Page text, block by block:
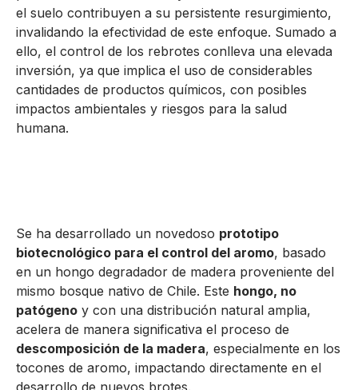
el suelo contribuyen a su persistente resurgimiento,
invalidando la efectividad de este enfoque. Sumado a
ello, el control de los rebrotes conlleva una elevada
inversión, ya que implica el uso de considerables
cantidades de productos químicos, con posibles
impactos ambientales y riesgos para la salud
humana.
Se ha desarrollado un novedoso prototipo
biotecnológico para el control del aromo, basado
en un hongo degradador de madera proveniente del
mismo bosque nativo de Chile. Este hongo, no
patógeno y con una distribución natural amplia,
acelera de manera significativa el proceso de
descomposición de la madera, especialmente en los
tocones de aromo, impactando directamente en el
desarrollo de nuevos brotes.